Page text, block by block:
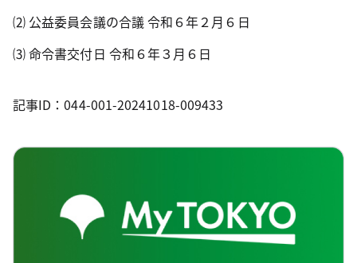
⑵ 公益委員会議の合議 令和６年２月６日
⑶ 命令書交付日 令和６年３月６日
記事ID：044-001-20241018-009433